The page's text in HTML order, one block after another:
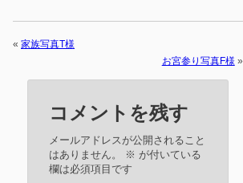
« 家族写真T様
お宮参り写真F様»
コメントを残す
メールアドレスが公開されること
はありません。
※ が付いている
欄は必須項目です